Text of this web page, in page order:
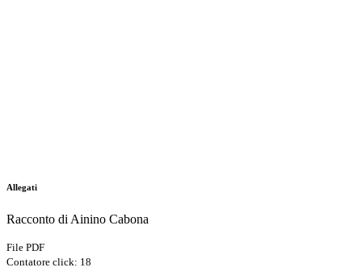
Allegati
Racconto di Ainino Cabona
File PDF
Contatore click: 18